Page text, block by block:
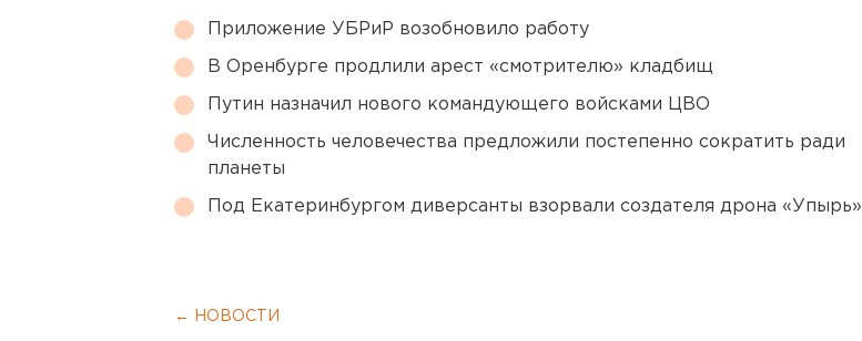
Приложение УБРиР возобновило работу
В Оренбурге продлили арест «смотрителю» кладбищ
Путин назначил нового командующего войсками ЦВО
Численность человечества предложили постепенно сократить ради
планеты
Под Екатеринбургом диверсанты взорвали создателя дрона «Упырь»
← НОВОСТИ